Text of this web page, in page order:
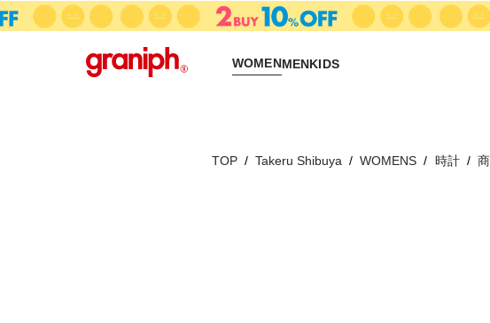
WOMENMENKIDS
TOP Takeru Shibuya WOMENS 時計